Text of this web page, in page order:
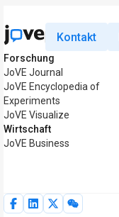
Kontakt
Forschung
JoVE Journal
JoVE Encyclopedia of
Experiments
JoVE Visualize
Wirtschaft
JoVE Business